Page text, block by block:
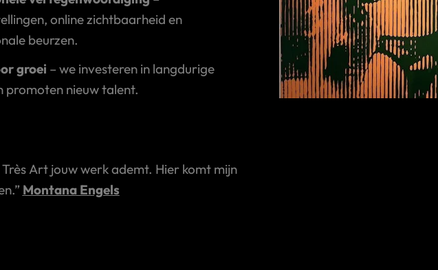
online zichtbaarheid en
beurzen.
groei – we investeren in langdurige
promoten nieuw talent.
Très Art jouw werk ademt. Hier komt mijn
Montana Engels